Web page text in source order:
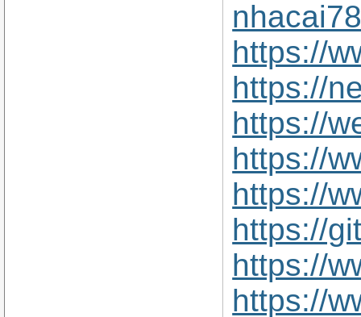
https://
https://
https://
https://
https://
https://
https://
https://